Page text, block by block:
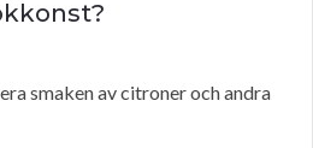
smaken av citroner och andra